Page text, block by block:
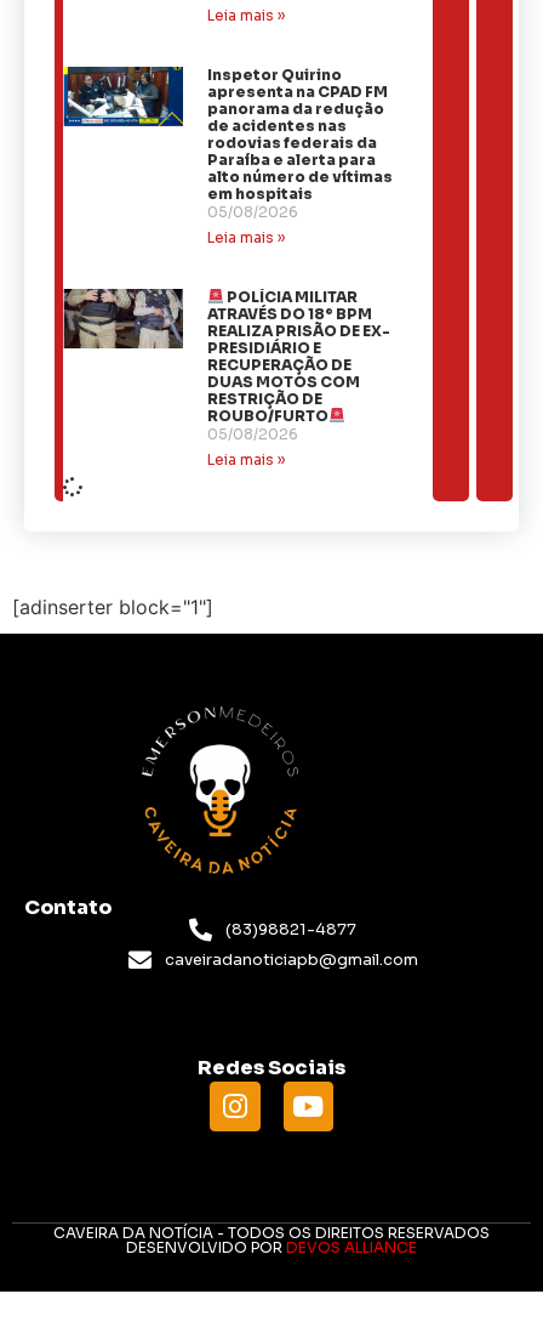
Leia mais »
Inspetor Quirino
apresenta na CPAD FM
panorama da redução
de acidentes nas
rodovias federais da
Paraíba e alerta para
alto número de vítimas
em hospitais
05/08/2026
Leia mais »
POLÍCIA MILITAR
ATRAVÉS DO 18º BPM
REALIZA PRISÃO DE EX-
PRESIDIÁRIO E
RECUPERAÇÃO DE
DUAS MOTOS COM
RESTRIÇÃO DE
ROUBO/FURTO
05/08/2026
Leia mais »
[adinserter block="1"]
Contato
(83)98821-4877
caveiradanoticiapb@gmail.com
Redes Sociais
CAVEIRA DA NOTÍCIA - TODOS OS DIREITOS RESERVADOS
DESENVOLVIDO POR DEVOS ALLIANCE